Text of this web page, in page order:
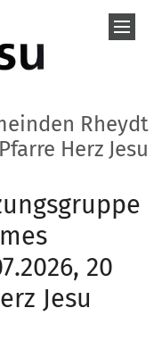
Rheydt
Herz Jesu
20
Jesu